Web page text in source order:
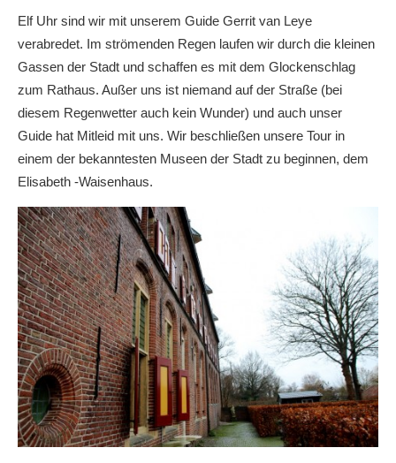
Elf Uhr sind wir mit unserem Guide Gerrit van Leye
verabredet. Im strömenden Regen laufen wir durch die kleinen
Gassen der Stadt und schaffen es mit dem Glockenschlag
zum Rathaus. Außer uns ist niemand auf der Straße (bei
diesem Regenwetter auch kein Wunder) und auch unser
Guide hat Mitleid mit uns. Wir beschließen unsere Tour in
einem der bekanntesten Museen der Stadt zu beginnen, dem
Elisabeth -Waisenhaus.